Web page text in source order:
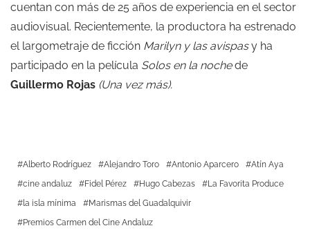
cuentan con más de 25 años de experiencia en el sector
audiovisual. Recientemente, la productora ha estrenado
el largometraje de ficción Marilyn y las avispasy ha
participado en la película Solos en la nochede
Guillermo Rojas (Una vez más).
Alberto Rodríguez Alejandro Toro Antonio Aparcero
Atín Aya
cine andaluz
Fidel Pérez Hugo Cabezas
La Favorita Produce
la isla mínima
Marismas del Guadalquivir
Premios Carmen del Cine Andaluz